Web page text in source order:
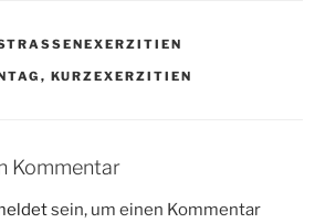
, KURZEXERZITIEN
Kommentar
sein, um einen Kommentar